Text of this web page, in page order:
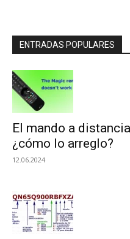
ENTRADAS POPULARES
El mando a
¿cómo lo arreglo?
12.06.2024